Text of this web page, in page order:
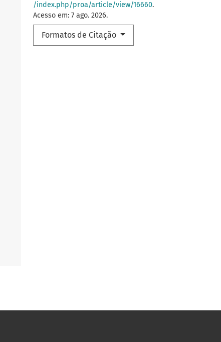
/index.php/proa/article/view/16660.
Acesso em: 7 ago. 2026.
Formatos de Citação